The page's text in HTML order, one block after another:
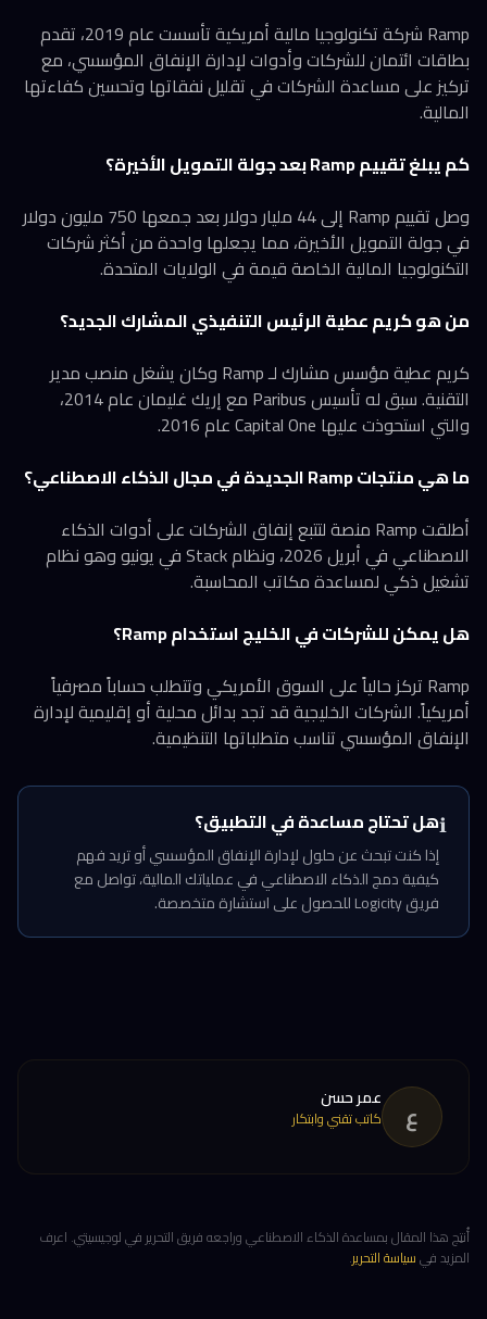
Ramp شركة تكنولوجيا مالية أمريكية تأسست عام 2019، تقدم
بطاقات ائتمان للشركات وأدوات لإدارة الإنفاق المؤسسي، مع
تركيز على مساعدة الشركات في تقليل نفقاتها وتحسين كفاءتها
المالية.
كم يبلغ تقييم Ramp بعد جولة التمويل الأخيرة؟
وصل تقييم Ramp إلى 44 مليار دولار بعد جمعها 750 مليون دولار
في جولة التمويل الأخيرة، مما يجعلها واحدة من أكثر شركات
التكنولوجيا المالية الخاصة قيمة في الولايات المتحدة.
من هو كريم عطية الرئيس التنفيذي المشارك الجديد؟
كريم عطية مؤسس مشارك لـ Ramp وكان يشغل منصب مدير
التقنية. سبق له تأسيس Paribus مع إريك غليمان عام 2014،
والتي استحوذت عليها Capital One عام 2016.
ما هي منتجات Ramp الجديدة في مجال الذكاء الاصطناعي؟
أطلقت Ramp منصة لتتبع إنفاق الشركات على أدوات الذكاء
الاصطناعي في أبريل 2026، ونظام Stack في يونيو وهو نظام
تشغيل ذكي لمساعدة مكاتب المحاسبة.
هل يمكن للشركات في الخليج استخدام Ramp؟
Ramp تركز حالياً على السوق الأمريكي وتتطلب حساباً مصرفياً
أمريكياً. الشركات الخليجية قد تجد بدائل محلية أو إقليمية لإدارة
الإنفاق المؤسسي تناسب متطلباتها التنظيمية.
ℹ️هل تحتاج مساعدة في التطبيق؟
إذا كنت تبحث عن حلول لإدارة الإنفاق المؤسسي أو تريد فهم
كيفية دمج الذكاء الاصطناعي في عملياتك المالية، تواصل مع
فريق Logicity للحصول على استشارة متخصصة.
ع عمر حسن
كاتب تقني وابتكار
أُنتِج هذا المقال بمساعدة الذكاء الاصطناعي وراجعه فريق التحرير في لوجيسيتي. اعرف
المزيد فيسياسة التحرير.